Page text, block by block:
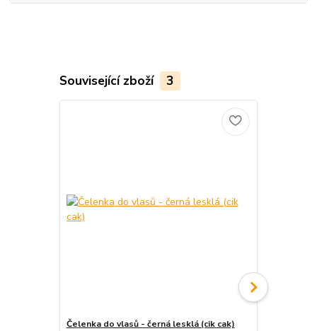
Související zboží 3
Čelenka do vlasů - černá lesklá (cik cak)